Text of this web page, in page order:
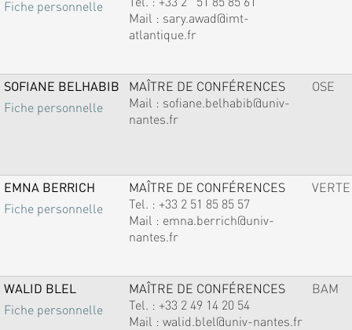
Fiche personnelle
Mail : sary.awad@imt-
atlantique.fr
SOFIANE BELHABIB
Fiche personnelle
MAÎTRE DE CONFÉRENCES
Mail : sofiane.belhabib@univ-
nantes.fr
OSE
EMNA BERRICH
Fiche personnelle
MAÎTRE DE CONFÉRENCES
Tel. : +33 2 51 85 85 57
Mail : emna.berrich@univ-
nantes.fr
VERTE
WALID BLEL
Fiche personnelle
MAÎTRE DE CONFÉRENCES
Tel. : +33 2 49 14 20 54
Mail : walid.blel@univ-nantes.fr
BAM